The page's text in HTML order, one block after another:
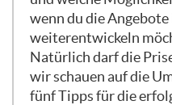
wenn du die
weiterentwickeln
Natürlich darf die
wir schauen auf die
fünf Tipps für die